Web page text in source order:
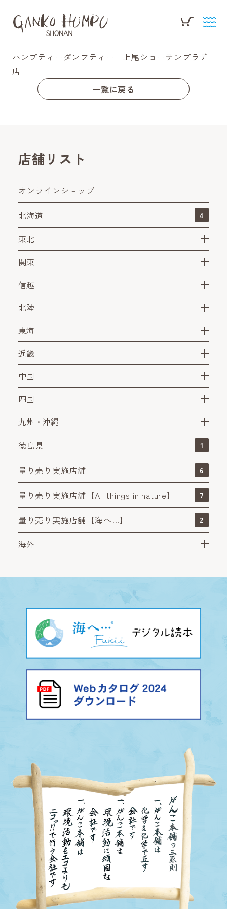
ハンプティーダンプティー 上尾ショーサンプラザ
店
一覧に戻る
店舗リスト
オンラインショップ
北海道 4
東北
関東
信越
北陸
東海
近畿
中国
四国
九州・沖縄
徳島県
1
量り売り実施店舗 6
量り売り実施店舗【All things in nature】 7
量り売り実施店舗【海へ…】 2
海外